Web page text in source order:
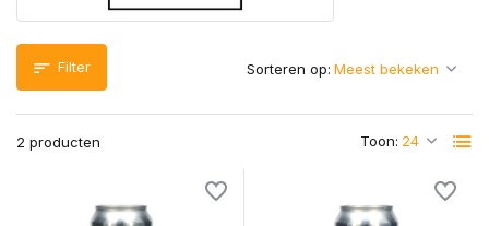
Filter
2 producten Toon:
Sorteren op: